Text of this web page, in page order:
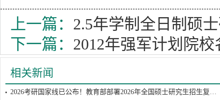
上一篇： 2.5年学制全日制硕
下一篇： 2012年强军计划院校
相关新闻
2026考研国家线已公布！教育部部署2026年全国硕士研究生招生复试录取工作